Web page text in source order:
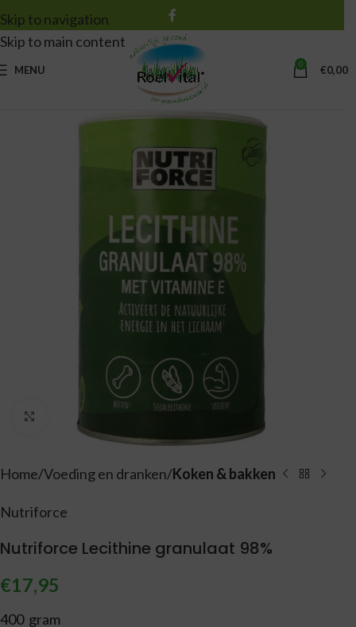
Skip to navigation
Skip to main content
MENU 0 €0,00
Vergroten
Home Voeding en dranken Koken & bakken
Nutriforce
Nutriforce Lecithine granulaat 98%
€17,95
400 gram